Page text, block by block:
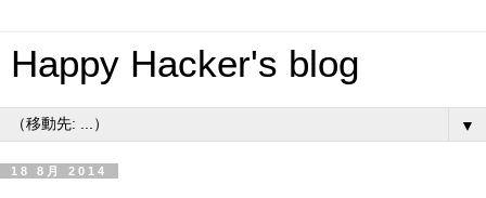
Happy Hacker's blog
▼
18 8月 2014